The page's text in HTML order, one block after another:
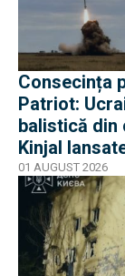
Consecința
Patriot:
balistică din
Kinjal
01 AUGUST 2026